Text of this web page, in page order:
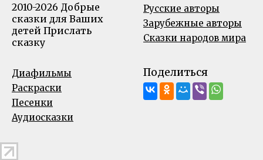
2010-2026 Добрые
сказки для Ваших
детей Прислать
сказку
Русские авторы
Зарубежные авторы
Сказки народов мира
Диафильмы
Раскраски
Песенки
Аудиосказки
Поделиться